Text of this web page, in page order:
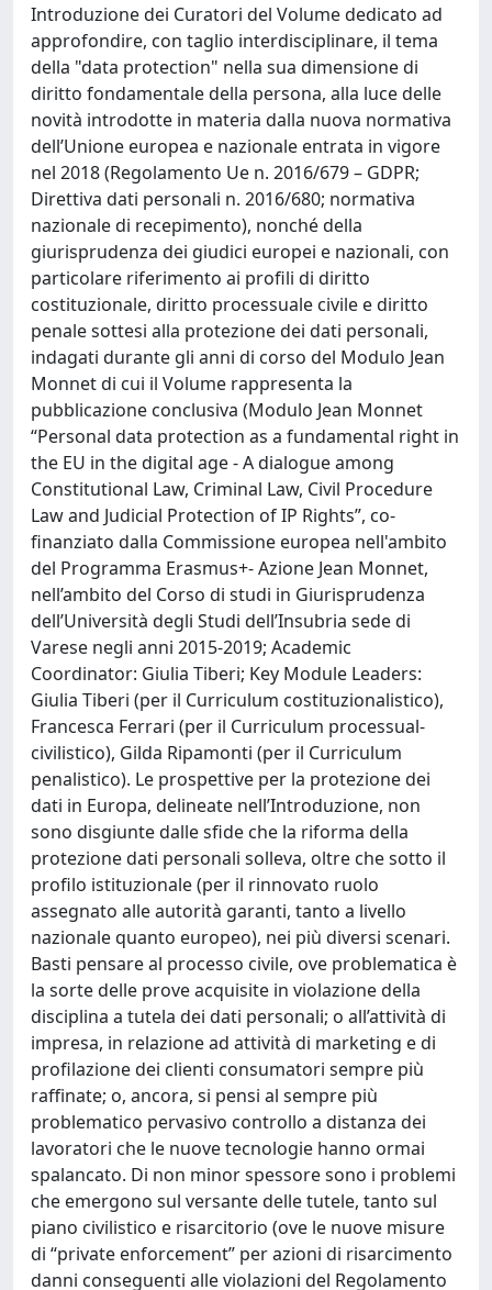
Introduzione dei Curatori del Volume dedicato ad
approfondire, con taglio interdisciplinare, il tema
della "data protection" nella sua dimensione di
diritto fondamentale della persona, alla luce delle
novità introdotte in materia dalla nuova normativa
dell’Unione europea e nazionale entrata in vigore
nel 2018 (Regolamento Ue n. 2016/679 – GDPR;
Direttiva dati personali n. 2016/680; normativa
nazionale di recepimento), nonché della
giurisprudenza dei giudici europei e nazionali, con
particolare riferimento ai profili di diritto
costituzionale, diritto processuale civile e diritto
penale sottesi alla protezione dei dati personali,
indagati durante gli anni di corso del Modulo Jean
Monnet di cui il Volume rappresenta la
pubblicazione conclusiva (Modulo Jean Monnet
“Personal data protection as a fundamental right in
the EU in the digital age - A dialogue among
Constitutional Law, Criminal Law, Civil Procedure
Law and Judicial Protection of IP Rights”, co-
finanziato dalla Commissione europea nell'ambito
del Programma Erasmus+- Azione Jean Monnet,
nell’ambito del Corso di studi in Giurisprudenza
dell’Università degli Studi dell’Insubria sede di
Varese negli anni 2015-2019; Academic
Coordinator: Giulia Tiberi; Key Module Leaders:
Giulia Tiberi (per il Curriculum costituzionalistico),
Francesca Ferrari (per il Curriculum processual-
civilistico), Gilda Ripamonti (per il Curriculum
penalistico). Le prospettive per la protezione dei
dati in Europa, delineate nell’Introduzione, non
sono disgiunte dalle sfide che la riforma della
protezione dati personali solleva, oltre che sotto il
profilo istituzionale (per il rinnovato ruolo
assegnato alle autorità garanti, tanto a livello
nazionale quanto europeo), nei più diversi scenari.
Basti pensare al processo civile, ove problematica è
la sorte delle prove acquisite in violazione della
disciplina a tutela dei dati personali; o all’attività di
impresa, in relazione ad attività di marketing e di
profilazione dei clienti consumatori sempre più
raffinate; o, ancora, si pensi al sempre più
problematico pervasivo controllo a distanza dei
lavoratori che le nuove tecnologie hanno ormai
spalancato. Di non minor spessore sono i problemi
che emergono sul versante delle tutele, tanto sul
piano civilistico e risarcitorio (ove le nuove misure
di “private enforcement” per azioni di risarcimento
danni conseguenti alle violazioni del Regolamento